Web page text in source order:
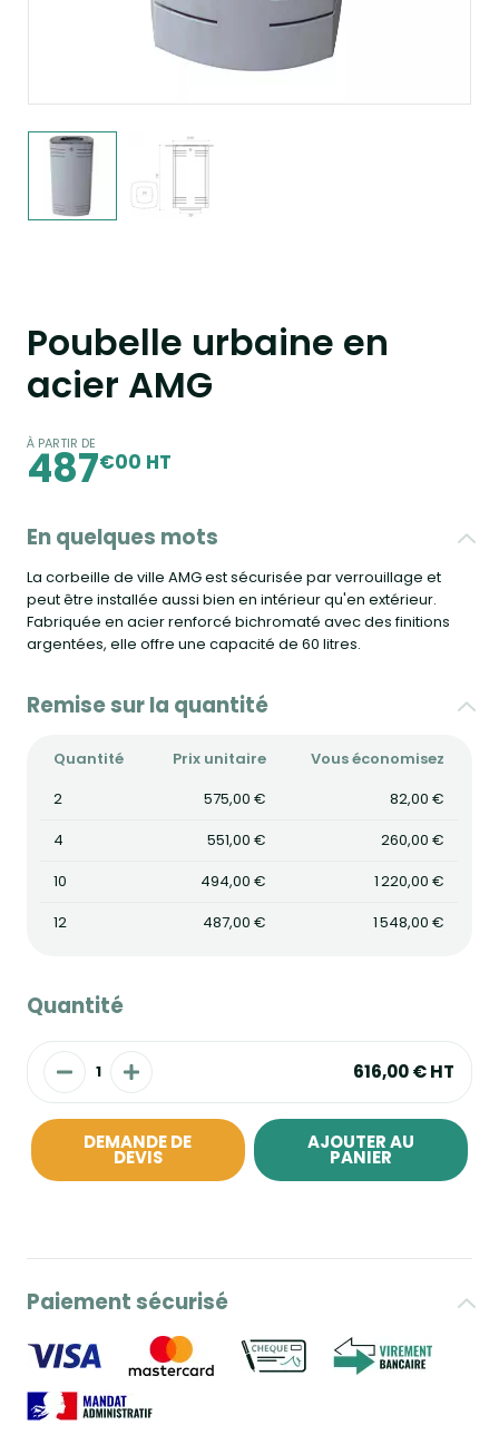
Poubelle urbaine en
acier AMG
À PARTIR DE
487€00 HT
En quelques mots
La corbeille de ville AMG est sécurisée par verrouillage et
peut être installée aussi bien en intérieur qu'en extérieur.
Fabriquée en acier renforcé bichromaté avec des finitions
argentées, elle offre une capacité de 60 litres.
Remise sur la quantité
Quantité Prix unitaire
Vous économisez
2
575,00 €
82,00 €
4
551,00 €
260,00 €
10
494,00 €
1 220,00 €
12
487,00 € 1 548,00 €
Quantité
616,00 €HT
DEMANDE DE
DEVIS
AJOUTER AU
PANIER
Paiement sécurisé